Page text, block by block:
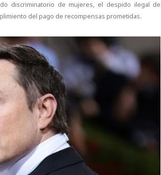
discriminatorio de mujeres, el despido ilegal de
del pago de recompensas prometidas.